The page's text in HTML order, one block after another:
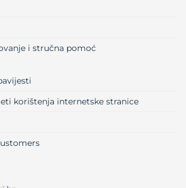
i stručna pomoć
korištenja internetske stranice